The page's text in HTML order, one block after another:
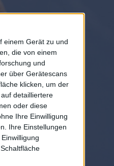
einem Gerät zu und
die von einem
und
über Gerätescans
klicken, um der
detailliertere
oder diese
Ihre Einwilligung
Ihre Einstellungen